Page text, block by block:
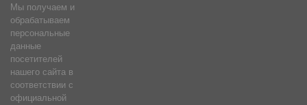
Мы получаем и
обрабатываем
персональные
данные
посетителей
нашего сайта в
соответствии с
официальной